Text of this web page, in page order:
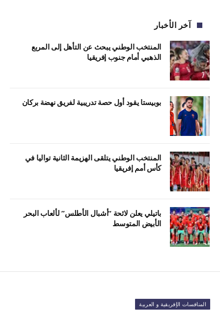
آخر الأخبار
المنتخب الوطني يبحث عن التأهل إلى المربع
الذهبي أمام جنوب إفريقيا
بوبيستا يقود أول حصة تدريبية لفريق نهضة بركان
المنتخب الوطني يتلقى الهزيمة الثانية تواليا في
كأس أمم إفريقيا
باتيلي يعلن لائحة “أشبال الأطلس” لألعاب البحر
الأبيض المتوسط
المنافسات الإفريقية و العربية